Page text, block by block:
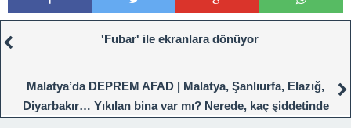
'Fubar' ile ekranlara dönüyor
Malatya’da DEPREM AFAD | Malatya, Şanlıurfa, Elazığ,
Diyarbakır… Yıkılan bina var mı? Nerede, kaç şiddetinde